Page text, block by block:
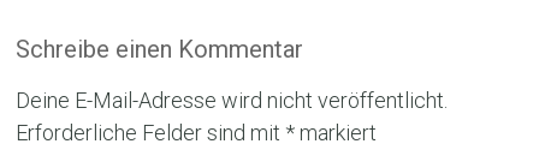
Schreibe einen Kommentar
Deine E-Mail-Adresse wird nicht veröffentlicht.
Erforderliche Felder sind mit * markiert